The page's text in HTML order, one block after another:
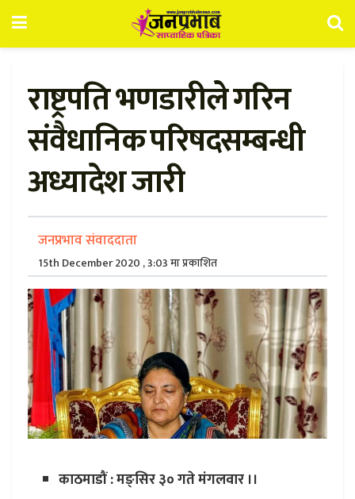
राष्ट्रपति भणडारीले गरिन
संवैधानिक परिषदसम्बन्धी
अध्यादेश जारी
जनप्रभाव संवाददाता
15th December 2020 , 3:03 मा प्रकाशित
काठमाडौं : मङ्सिर ३० गते मंगलवार ।।